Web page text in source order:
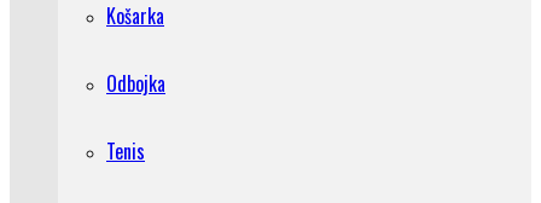
Košarka
Odbojka
Tenis